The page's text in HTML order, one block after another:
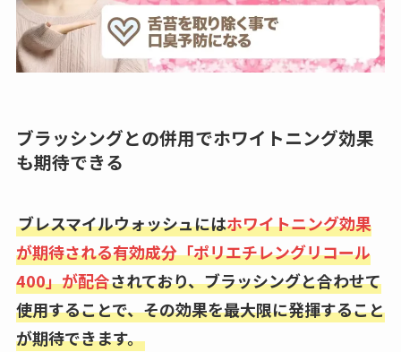
ブラッシングとの併用でホワイトニング効果
も期待できる
ブレスマイルウォッシュにはホワイトニング効果
が期待される有効成分「ポリエチレングリコール
400」が配合されており、ブラッシングと合わせて
使用することで、その効果を最大限に発揮すること
が期待できます。